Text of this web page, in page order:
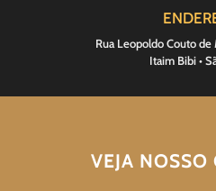
Rua Leopoldo Couto de
Itaim Bibi •
VEJA NOSSO